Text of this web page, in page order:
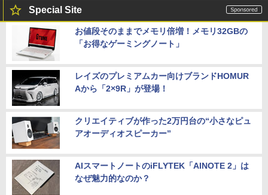
Special Site
お値段そのままでメモリ倍増！メモリ32GBの
「お得なゲーミングノート」
レイズのプレミアムカー向けブランドHOMUR
Aから「2×9R」が登場！
クリエイティブが作った2万円台の“小さなピュ
アオーディオスピーカー”
AIスマートノートのiFLYTEK「AINOTE 2」は
なぜ魅力的なのか？